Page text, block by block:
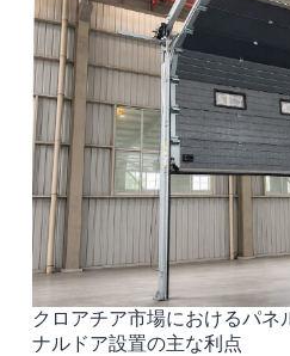
クロアチア市場におけるパネ
ナルドア設置の主な利点